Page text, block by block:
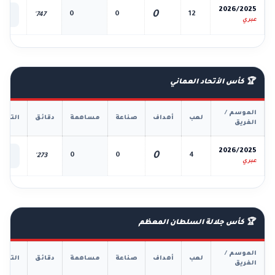
2026/2025
عبري
12
0
0
0
747'
🏆 كأس الأتحاد العماني
الموسم /
الفريق
لعب أهداف صناعة مساهمة دقائق
2026/2025
عبري
4
0
0
0
273'
🏆 كأس جلالة السلطان المعظم
الموسم /
الفريق
لعب أهداف صناعة مساهمة دقائق